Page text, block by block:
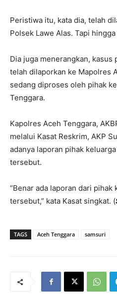
Peristiwa itu, kata dia, telah
Polsek Lawe Alas. Tapi
Dia juga menerangkan, kasus
telah dilaporkan ke Mapolres
sedang diproses oleh pihak
Tenggara.
Kapolres Aceh Tenggara,
melalui Kasat Reskrim, AKP
adanya laporan pihak
tersebut.
“Benar ada laporan dari pihak
tersebut,” kata Kasat singkat. (
TAGS Aceh Tenggara samsuri